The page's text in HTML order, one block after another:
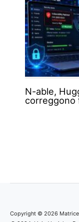
N-able,
correggono
Copyright © 2026